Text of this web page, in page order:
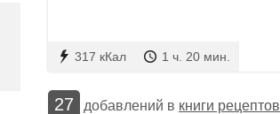
317 кКал 1 ч. 20 мин.
27 добавлений в книги рецептов